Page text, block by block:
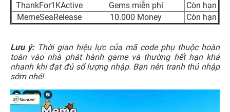
ThankFor1KActive
Gems miễn phí
Còn hạn
MemeSeaRelease
10.000 Money Còn hạn
Lưu ý:Thời gian hiệu lực của mã code phụ thuộc hoàn
toàn vào nhà phát hành game và thường hết hạn khá
nhanh khi đạt đủ số lượng nhập. Bạn nên tranh thủ nhập
sớm nhé!